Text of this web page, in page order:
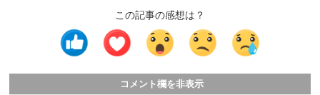
この記事の感想は？
コメント欄を非表示